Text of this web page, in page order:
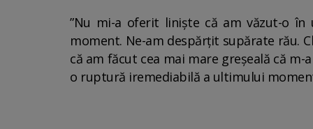
”Nu mi-a oferit liniște că am văzut-o
moment. Ne-am despărțit supărate rău.
că am făcut cea mai mare greșeală că
o ruptură iremediabilă a ultimului